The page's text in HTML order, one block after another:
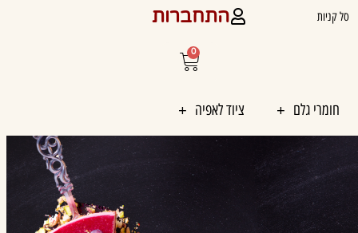
סל קניות התחברות
0
עגלת
קניות
חומרי גלם ציוד לאפיה